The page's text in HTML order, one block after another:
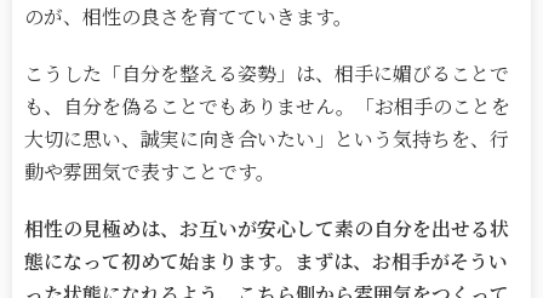
のが、相性の良さを育てていきます。
こうした「自分を整える姿勢」は、相手に媚びることで
も、自分を偽ることでもありません。「お相手のことを
大切に思い、誠実に向き合いたい」という気持ちを、行
動や雰囲気で表すことです。
相性の見極めは、お互いが安心して素の自分を出せる状
態になって初めて始まります。まずは、お相手がそうい